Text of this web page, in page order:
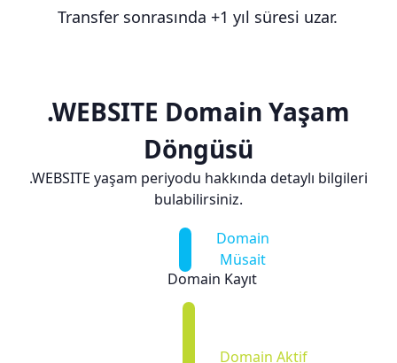
Transfer sonrasında +1 yıl süresi uzar.
.WEBSITE Domain Yaşam
Döngüsü
.WEBSITE yaşam periyodu hakkında detaylı bilgileri
bulabilirsiniz.
Domain
Müsait
Domain Kayıt
Domain Aktif